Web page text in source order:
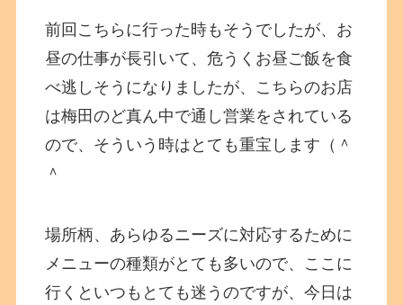
前回こちらに行った時もそうでしたが、お
昼の仕事が長引いて、危うくお昼ご飯を食
べ逃しそうになりましたが、こちらのお店
は梅田のど真ん中で通し営業をされている
ので、そういう時はとても重宝します（＾
＾
場所柄、あらゆるニーズに対応するために
メニューの種類がとても多いので、ここに
行くといつもとても迷うのですが、今日は